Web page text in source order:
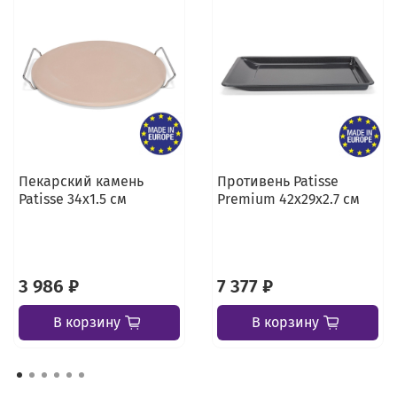
Пекарский камень
Patisse 34х1.5 см
3 986 ₽
В корзину
Противень Patisse
Premium 42х29х2.7 см
7 377 ₽
В корзину